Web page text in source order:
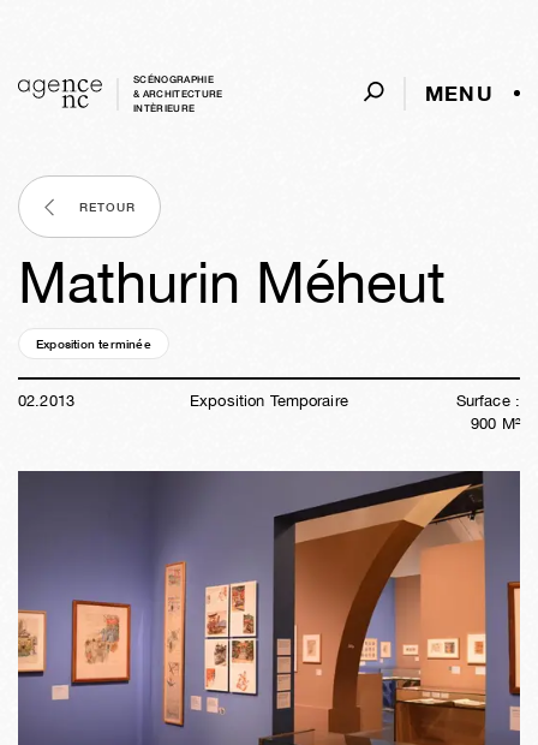
SCÉNOGRAPHIE
& ARCHITECTURE
INTÈRIEURE
MENU
RETOUR
Mathurin Méheut
Exposition terminée
02.2013 Exposition Temporaire
Surface :
900 M²